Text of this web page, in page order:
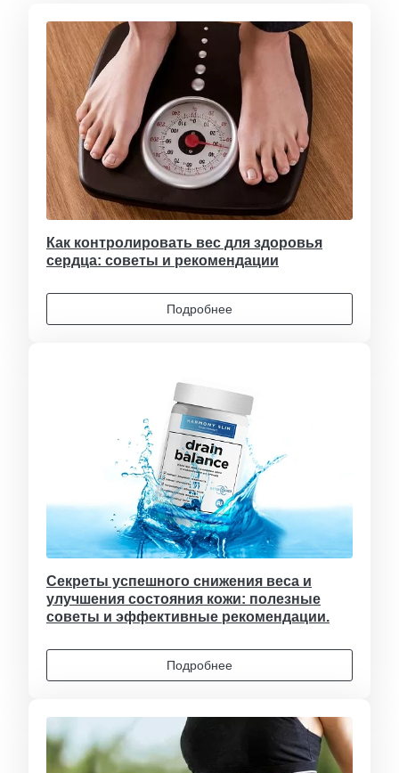
Как контролировать вес для здоровья
сердца: советы и рекомендации
Подробнее
Секреты успешного снижения веса и
улучшения состояния кожи: полезные
советы и эффективные рекомендации.
Подробнее